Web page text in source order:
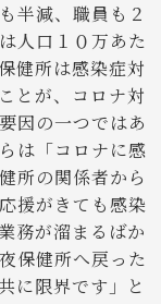
半減、職員も２
人口１０万あた
健所は感染症対
とが、コロナ対
因の一つではあ
は「コロナに感
所の関係者から
援がきても感染
務が溜まるばか
保健所へ戻った
に限界です」と